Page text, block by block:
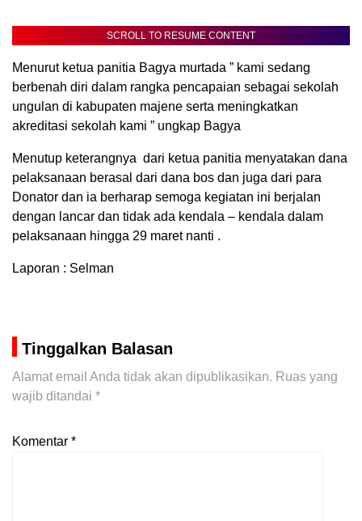
SCROLL TO RESUME CONTENT
Menurut ketua panitia Bagya murtada ” kami sedang
berbenah diri dalam rangka pencapaian sebagai sekolah
ungulan di kabupaten majene serta meningkatkan
akreditasi sekolah kami ” ungkap Bagya
Menutup keterangnya dari ketua panitia menyatakan dana
pelaksanaan berasal dari dana bos dan juga dari para
Donator dan ia berharap semoga kegiatan ini berjalan
dengan lancar dan tidak ada kendala – kendala dalam
pelaksanaan hingga 29 maret nanti .
Laporan : Selman
Tinggalkan Balasan
Alamat email Anda tidak akan dipublikasikan. Ruas yang
wajib ditandai *
Komentar *